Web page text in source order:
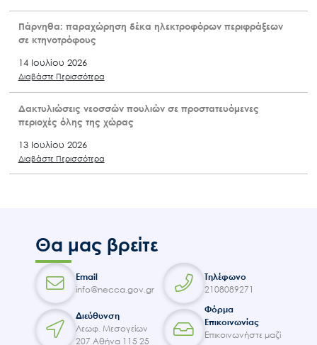
Πάρνηθα: παραχώρηση δέκα ηλεκτροφόρων περιφράξεων
σε κτηνοτρόφους
14 Ιουλίου 2026
Διαβάστε Περισσότερα
Δακτυλιώσεις νεοσσών πουλιών σε προστατευόμενες
περιοχές όλης της χώρας
13 Ιουλίου 2026
Διαβάστε Περισσότερα
Θα μας βρείτε
Email
info@necca.gov.gr
Τηλέφωνο
2108089271
Διεύθυνση
Λεωφ. Μεσογείων
207 Αθήνα 115 25
Φόρμα
Επικοινωνίας
Επικοινωνήστε μαζί